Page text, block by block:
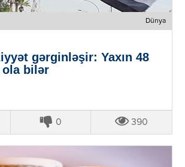
Dünya
gərginləşir: Yaxın 48
bilər
0 390